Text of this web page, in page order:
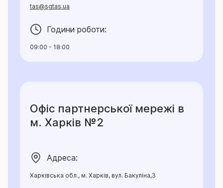
tas@sgtas.ua
Години роботи:
09:00 - 18:00
Офіс партнерської мережі в
м. Харків №2
Адреса:
Харківська обл., м. Харків, вул. Бакуліна,3